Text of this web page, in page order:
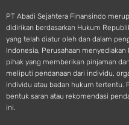
PT Abadi Sejahtera Finansindo
didirikan berdasarkan Hukum
yang telah diatur oleh dan dalam
Indonesia, Perusahaan
pihak yang memberikan pinjaman
meliputi pendanaan dari individu,
individu atau badan hukum tertentu.
bentuk saran atau rekomendasi
ini.